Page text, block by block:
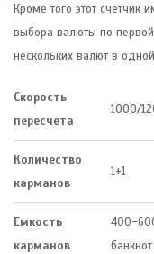
Кроме того этот счетчик
выбора валюты по
нескольких валют в
Скорость
пересчета
1000/
Количество
карманов
1+1
Емкость
карманов
400-